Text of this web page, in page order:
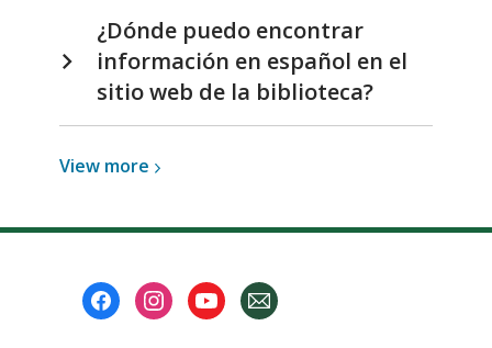
¿Dónde puedo encontrar
información en español en el
sitio web de la biblioteca?
View more View